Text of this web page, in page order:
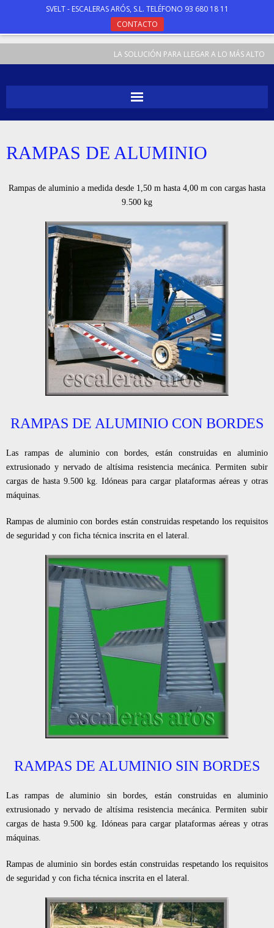
SVELT - ESCALERAS ARÓS, S.L. TELÉFONO 93 680 18 11
CONTACTO
LA SOLUCIÓN PARA LLEGAR A LO MÁS ALTO
INICIO
ESCALERAS
TABURETES
ESPECIALES
RAMPAS
BARANDILLAS
PASARELAS
RAMPAS DE ALUMINIO
Rampas de aluminio a medida desde 1,50 m hasta 4,00 m con cargas hasta
9.500 kg
RAMPAS DE ALUMINIO CON BORDES
Las rampas de aluminio con bordes, están construidas en aluminio
extrusionado y nervado de altísima resistencia mecánica. Permiten subir
cargas de hasta 9.500 kg. Idóneas para cargar plataformas aéreas y otras
máquinas.
Rampas de aluminio con bordes están construidas respetando los requisitos
de seguridad y con ficha técnica inscrita en el lateral.
RAMPAS DE ALUMINIO SIN BORDES
Las rampas de aluminio sin bordes, están construidas en aluminio
extrusionado y nervado de altísima resistencia mecánica. Permiten subir
cargas de hasta 9.500 kg. Idóneas para cargar plataformas aéreas y otras
máquinas.
Rampas de aluminio sin bordes están construidas respetando los requisitos
de seguridad y con ficha técnica inscrita en el lateral.